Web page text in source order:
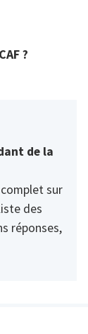
?
de la
sur
des
réponses,